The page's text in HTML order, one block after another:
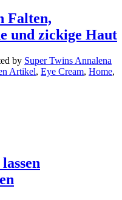
Falten,
und zickige Haut
by Super Twins Annalena
Artikel, Eye Cream, Home,